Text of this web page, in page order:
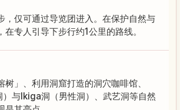
，仅可通过导览团进入。在保护自然与
专人引导下步行约1公里的路线。
树」、利用洞窟打造的洞穴咖啡馆、
与Ikiga洞（男性洞）、武艺洞等自然